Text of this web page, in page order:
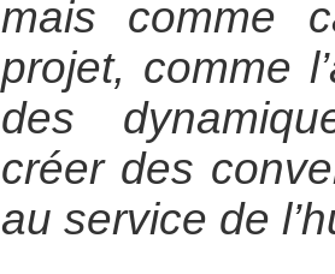
mais comme
projet, comme
des
créer des
au service de